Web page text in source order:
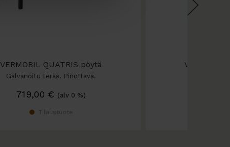
VERMOBIL QUATRIS pöytä
Galvanoitu teräs. Pinottava.
719,00 € (alv 0 %)
VERMOBIL